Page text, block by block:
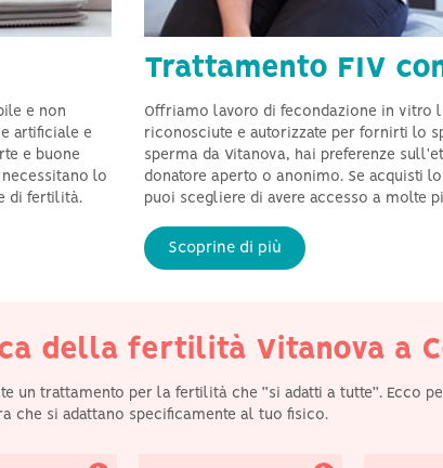
e non
artificiale e
e buone
lo
di fertilità.
Trattamento FIV
Offriamo lavoro di fecondazione in vitro
riconosciute e autorizzate per fornirti lo
sperma da Vitanova, hai preferenze
donatore aperto o anonimo. Se acquisti
puoi scegliere di avere accesso a molte
Scoprine di più
della fertilità Vitanova a
un trattamento per la fertilità che “si adatti a tutte”. Ecco
che si adattano specificamente al tuo fisico.
che
i partner
Siamo davvero orgogliosi
di aver raggiunto dei
eccellenti e consistenti
nei trattamenti per la
fertilità in tutti i gruppi